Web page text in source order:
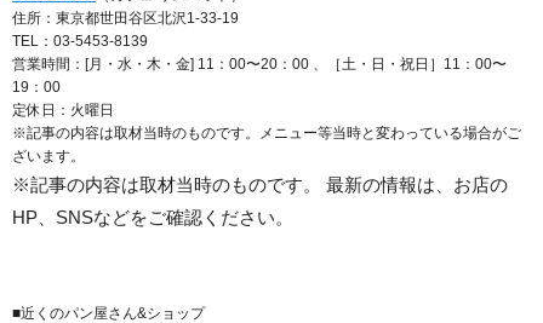
住所：東京都世田谷区北沢1-33-19
TEL：03-5453-8139
営業時間：[月・水・木・金] 11：00〜20：00 、［土・日・祝日］11：00〜
19：00
定休日：火曜日
※記事の内容は取材当時のものです。メニュー等当時と変わっている場合がご
ざいます。
※記事の内容は取材当時のものです。 最新の情報は、お店の
HP、SNSなどをご確認ください。
■近くのパン屋さん&ショップ